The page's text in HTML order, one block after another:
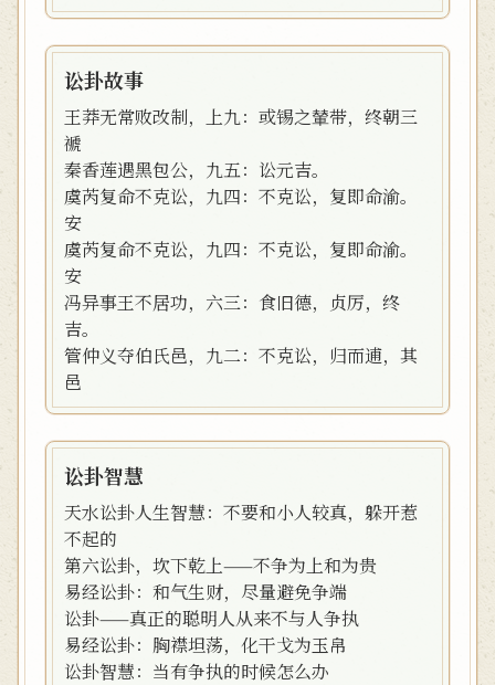
讼卦故事
王莽无常败改制，上九：或锡之輦带，终朝三
褫
秦香莲遇黑包公，九五：讼元吉。
虞芮复命不克讼，九四：不克讼，复即命渝。
安
虞芮复命不克讼，九四：不克讼，复即命渝。
安
冯异事王不居功，六三：食旧德，贞厉，终
吉。
管仲义夺伯氏邑，九二：不克讼，归而逋，其
邑
讼卦智慧
天水讼卦人生智慧：不要和小人较真，躲开惹
不起的
第六讼卦，坎下乾上——不争为上和为贵
易经讼卦：和气生财，尽量避免争端
讼卦——真正的聪明人从来不与人争执
易经讼卦：胸襟坦荡，化干戈为玉帛
讼卦智慧：当有争执的时候怎么办